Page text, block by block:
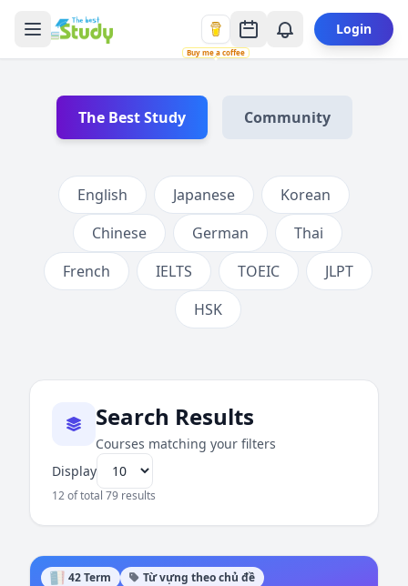
Buy me a coffee
Login
The Best Study Community
English Japanese
Korean
Chinese
German
Thai
French
IELTS TOEIC
JLPT
HSK
Search Results
Courses matching your filters
Display
12 of total 79 results
42 Term Từ vựng theo chủ đề